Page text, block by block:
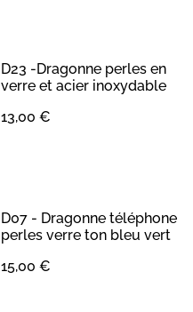
D23 -Dragonne perles en
verre et acier inoxydable
13,00 €
D07 - Dragonne téléphone
perles verre ton bleu vert
15,00 €